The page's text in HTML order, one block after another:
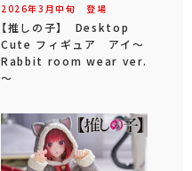
2026年3 月中旬 登場
【推しの子】 Desktop
Cute フィギュア アイ～
Rabbit room wear ver.
～